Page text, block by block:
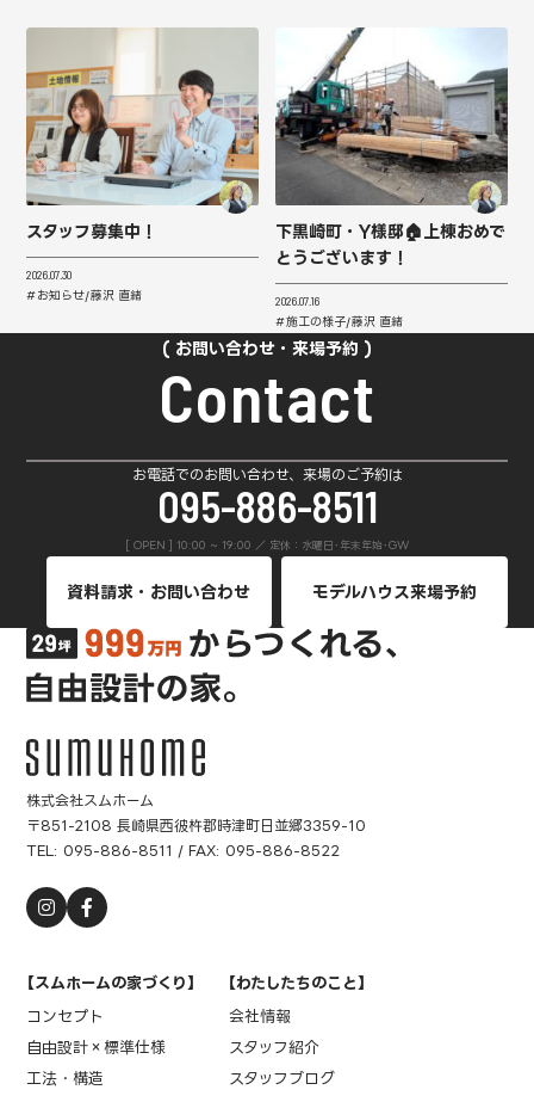
スタッフ募集中！
2026.07.30
お知らせ 藤沢 直緒
下黒崎町・Y様邸🏠上棟おめで
とうございます！
2026.07.16
施工の様子 藤沢 直緒
お問い合わせ・来場予約
Contact
お電話でのお問い合わせ、来場のご予約は
095-886-8511
[ OPEN ] 10:00 ~ 19:00 ／ 定休：水曜日･年末年始･GW
資料請求・お問い合わせ モデルハウス来場予約
株式会社スムホーム
〒851-2108 長崎県西彼杵郡時津町日並郷3359-10
TEL: 095-886-8511 / FAX: 095-886-8522
【スムホームの家づくり】
コンセプト
自由設計×標準仕様
工法・構造
【わたしたちのこと】
会社情報
スタッフ紹介
スタッフブログ